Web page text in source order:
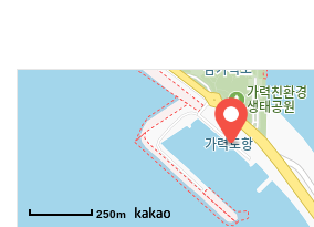
상황에 따라 삼치, 우럭, 노래미, 망둥어, 주꾸미,
좋고 붉게 물드는 서해 낙조를 보는 것도 황홀하다
가력도 생태공원과 전망대, 풍력발전기가 있다.
250m